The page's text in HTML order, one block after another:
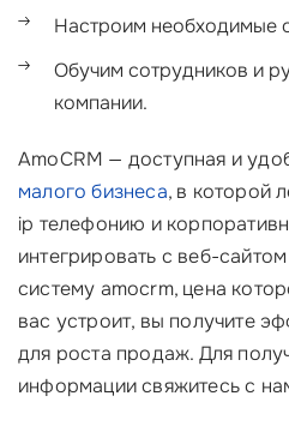
Настроим необходимые
Обучим сотрудников и
компании.
AmoCRM — доступная и
малого бизнеса, в которой
ip телефонию и
интегрировать с веб-
систему amocrm, цена
вас устроит, вы получите
для роста продаж. Для
информации свяжитесь с